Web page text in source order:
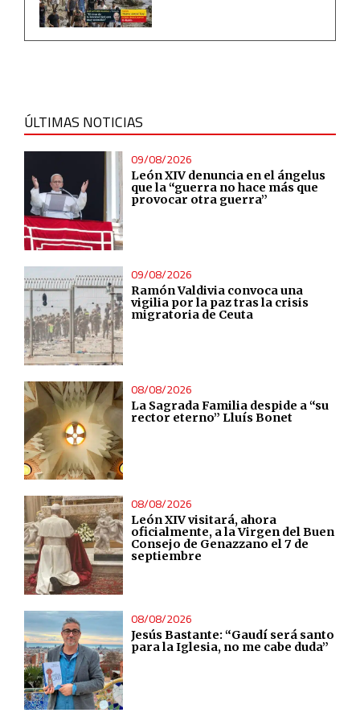
ÚLTIMAS NOTICIAS
09/08/2026
León XIV denuncia en el ángelus
que la “guerra no hace más que
provocar otra guerra”
09/08/2026
Ramón Valdivia convoca una
vigilia por la paz tras la crisis
migratoria de Ceuta
08/08/2026
La Sagrada Familia despide a “su
rector eterno” Lluís Bonet
08/08/2026
León XIV visitará, ahora
oficialmente, a la Virgen del Buen
Consejo de Genazzano el 7 de
septiembre
08/08/2026
Jesús Bastante: “Gaudí será santo
para la Iglesia, no me cabe duda”
Measure content performance
Develop and improve services
Use limited data to select content
IAB Special Features:
Use precise geolocation data
Identify devices based on information actively requested
Non-IAB processing purposes:
Essential
Analytical
Functional
Advertising